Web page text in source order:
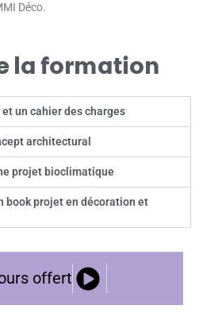
Déco.
la formation
un cahier des charges
architectural
projet bioclimatique
book projet en décoration et
offert